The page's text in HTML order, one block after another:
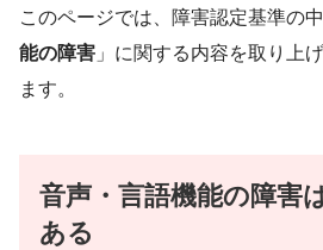
このページでは、障害認定基準の
能の障害 」に関する内容を取り上
ます。
音声・言語機能の障害
ある